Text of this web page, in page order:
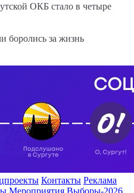
ОКБ стало в четыре
боролись за жизнь
Контакты Реклама
Мероприятия Выборы-2026